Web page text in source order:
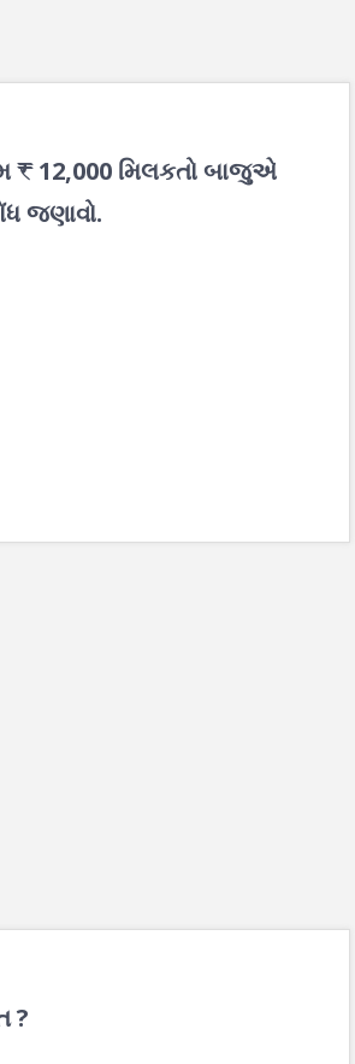
₹ 12,000 મિલકતો બાજુએ
જણાવો.
?